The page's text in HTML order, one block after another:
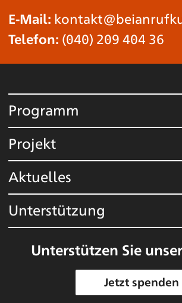
E-Mail:
Telefon: (040) 209 404 36
Programm
Projekt
Aktuelles
Unterstützung
Unterstützen Sie
Jetzt spenden